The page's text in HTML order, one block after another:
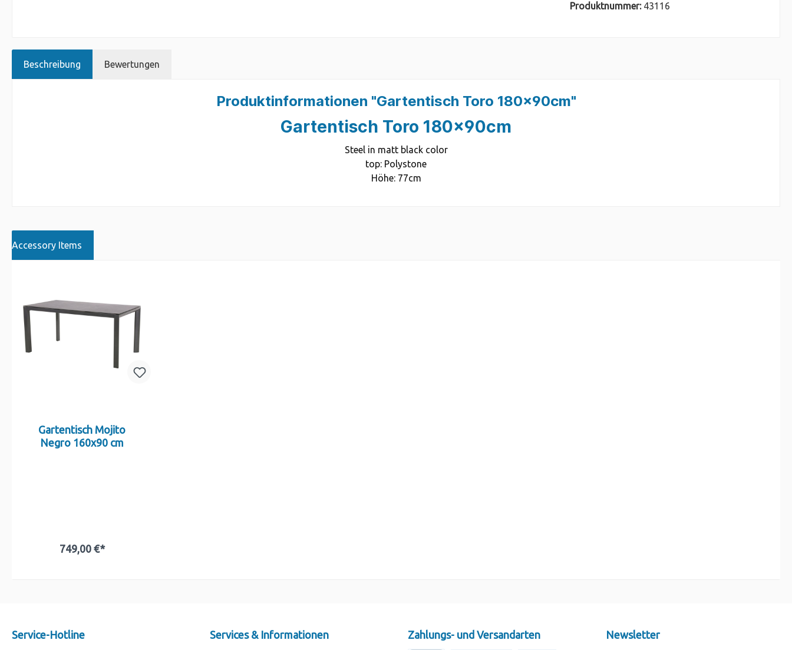
Produktnummer: 43116
Beschreibung Bewertungen
Produktinformationen "Gartentisch Toro 180x90cm"
Gartentisch Toro 180x90cm
Steel in matt black color
top: Polystone
Höhe: 77cm
Accessory Items
Gartentisch Mojito
Negro 160x90 cm
749,00 €*
Service-Hotline Services & Informationen Zahlungs- und Versandarten Newsletter